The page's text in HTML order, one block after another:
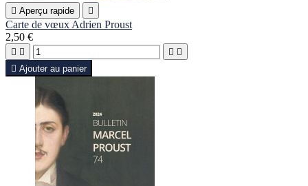
 Aperçu rapide 
Carte de vœux Adrien Proust
2,50 €
   
 Ajouter au panier